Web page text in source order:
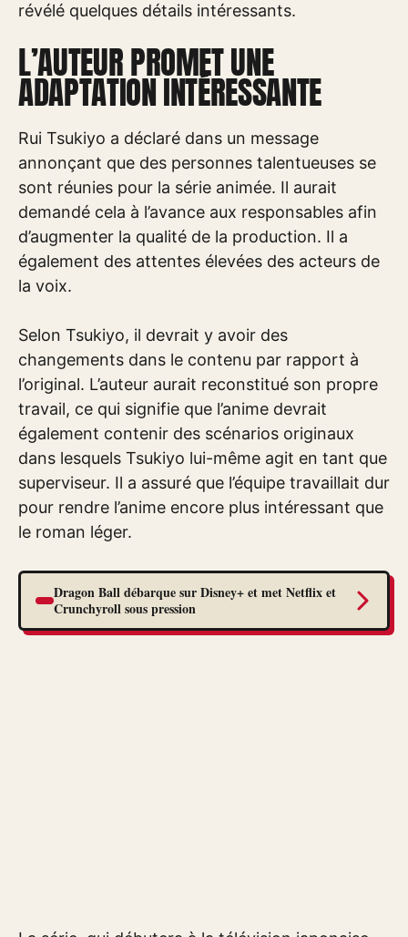
révélé quelques détails intéressants.
L’AUTEUR PROMET UNE
ADAPTATION INTÉRESSANTE
Rui Tsukiyo a déclaré dans un message
annonçant que des personnes talentueuses se
sont réunies pour la série animée. Il aurait
demandé cela à l’avance aux responsables afin
d’augmenter la qualité de la production. Il a
également des attentes élevées des acteurs de
la voix.
Selon Tsukiyo, il devrait y avoir des
changements dans le contenu par rapport à
l’original. L’auteur aurait reconstitué son propre
travail, ce qui signifie que l’anime devrait
également contenir des scénarios originaux
dans lesquels Tsukiyo lui-même agit en tant que
superviseur. Il a assuré que l’équipe travaillait dur
pour rendre l’anime encore plus intéressant que
le roman léger.
Dragon Ball débarque sur Disney+ et met Netflix et
Crunchyroll sous pression